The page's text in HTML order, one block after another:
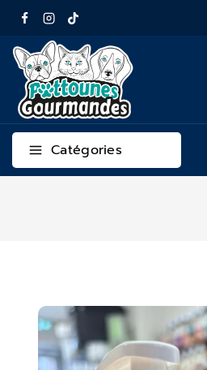
Catégories